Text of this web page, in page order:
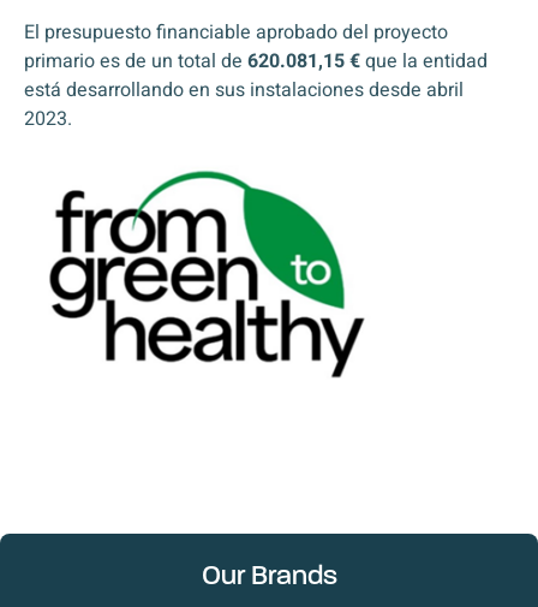
El presupuesto financiable aprobado del proyecto
primario es de un total de 620.081,15 €que la entidad
está desarrollando en sus instalaciones desde abril
2023.
Our Brands